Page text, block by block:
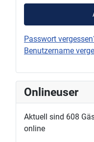
Passwort
Benutzername
Onlineuser
Aktuell sind 608
online